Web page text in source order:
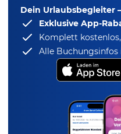
Dein Urlaubsbegleiter
Exklusive App-
Komplett kostenlos,
Alle